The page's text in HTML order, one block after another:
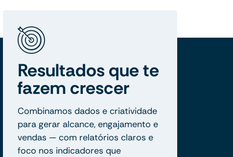
Resultados que te
fazem crescer
Combinamos dados e criatividade
para gerar alcance, engajamento e
vendas — com relatórios claros e
foco nos indicadores que